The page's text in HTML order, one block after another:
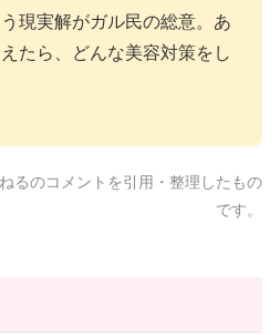
現実解がガル民の総意。あ
たら、どんな美容対策をし
るのコメントを引用・整理したもの
です。